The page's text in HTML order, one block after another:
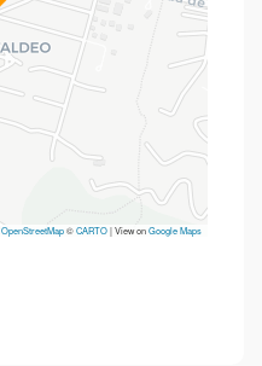
OpenStreetMap©CARTO| View onGoogle Maps